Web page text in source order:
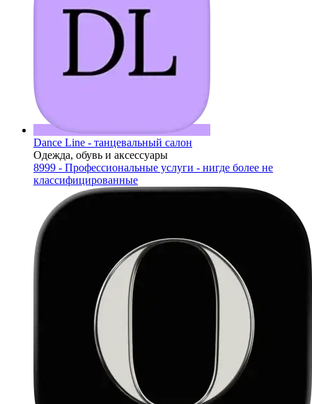
Dance Line - танцевальный салон
Одежда, обувь и аксессуары
8999 - Профессиональные услуги - нигде более не
классифицированные